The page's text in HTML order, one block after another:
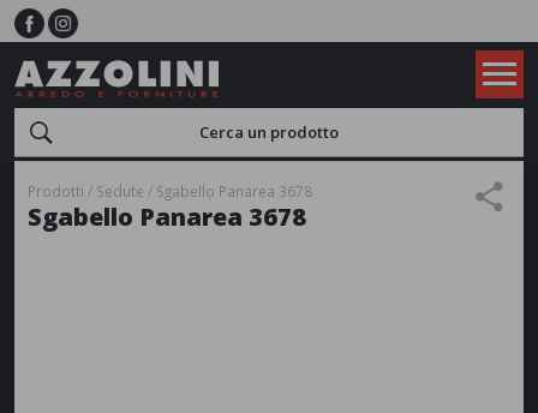
Prodotti Sedute Sgabello Panarea 3678
Sgabello Panarea 3678